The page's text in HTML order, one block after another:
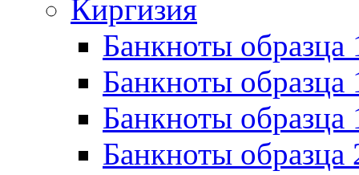
Киргизия
Банкноты образца
Банкноты образца
Банкноты
Банкноты